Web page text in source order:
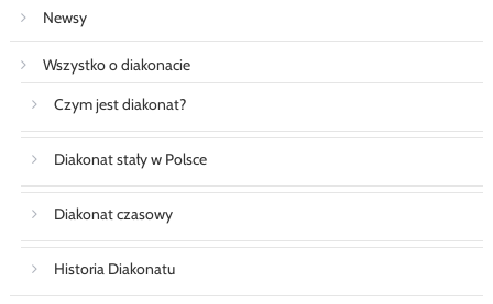
Newsy
Wszystko o diakonacie
Czym jest diakonat?
Diakonat stały w Polsce
Diakonat czasowy
Historia Diakonatu